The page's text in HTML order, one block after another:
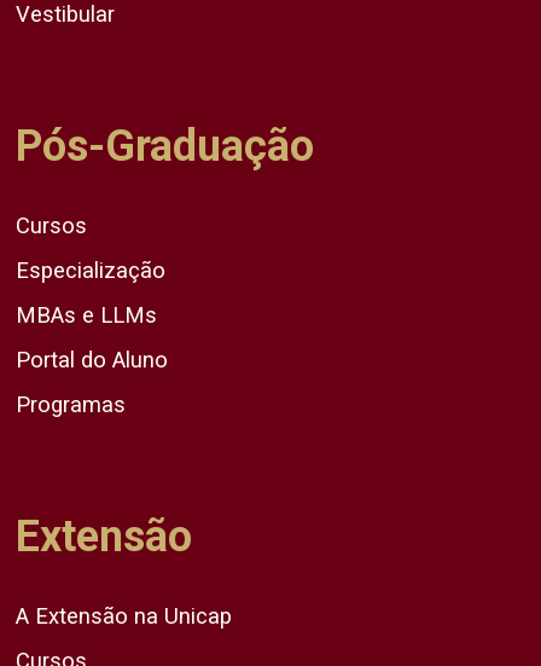
Vestibular
Pós-Graduação
Cursos
Especialização
MBAs e LLMs
Portal do Aluno
Programas
Extensão
A Extensão na Unicap
Cursos